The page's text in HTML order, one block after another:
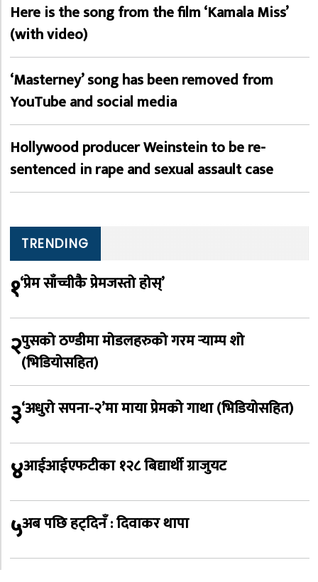
Here is the song from the film ‘Kamala Miss’
(with video)
‘Masterney’ song has been removed from
YouTube and social media
Hollywood producer Weinstein to be re-
sentenced in rape and sexual assault case
TRENDING
१‘प्रेम साँच्चीकै प्रेमजस्तो होस्’
२पुसको ठण्डीमा मोडलहरुको गरम र्‍याम्प शो
(भिडियोसहित)
३‘अधुरो सपना-२’मा माया प्रेमको गाथा (भिडियोसहित)
४आईआईएफटीका १२८ बिद्यार्थी ग्राजुयट
५अब पछि हट्दिनँ : दिवाकर थापा